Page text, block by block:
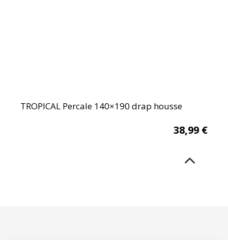
TROPICAL Percale 140×190 drap housse
38,99 €